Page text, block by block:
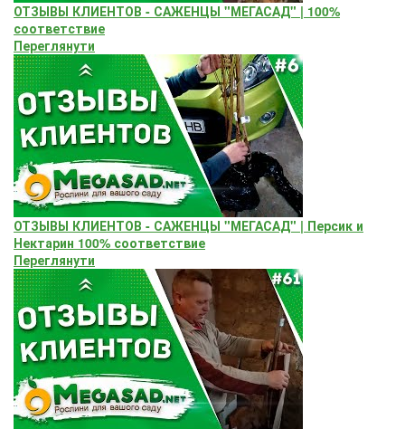
ОТЗЫВЫ КЛИЕНТОВ - САЖЕНЦЫ "МЕГАСАД" | 100%
соответствие
Переглянути
ОТЗЫВЫ КЛИЕНТОВ - САЖЕНЦЫ "МЕГАСАД" | Персик и
Нектарин 100% соответствие
Переглянути